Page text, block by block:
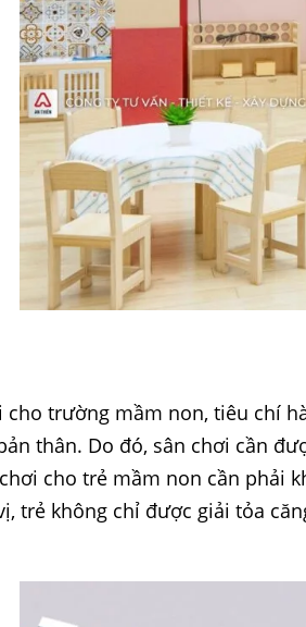
cho trường mầm non, tiêu chí
thân. Do đó, sân chơi cần
cho trẻ mầm non cần phải
trẻ không chỉ được giải tỏa